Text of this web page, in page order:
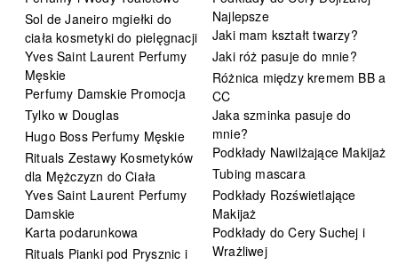
Sol de Janeiro mgiełki do
ciała kosmetyki do pielęgnacji
Yves Saint Laurent Perfumy
Męskie
Perfumy Damskie Promocja
Tylko w Douglas
Hugo Boss Perfumy Męskie
Rituals Zestawy Kosmetyków
dla Mężczyzn do Ciała
Yves Saint Laurent Perfumy
Damskie
Karta podarunkowa
Rituals Pianki pod Prysznic i
Najlepsze
Jaki mam kształt twarzy?
Jaki róż pasuje do mnie?
Różnica między kremem BB a
CC
Jaka szminka pasuje do
mnie?
Podkłady Nawilżające Makijaż
Tubing mascara
Podkłady Rozświetlające
Makijaż
Podkłady do Cery Suchej i
Wrażliwej